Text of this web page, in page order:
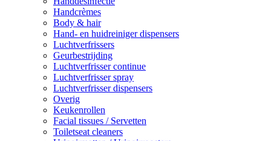
Handcrèmes
Body & hair
Hand- en huidreiniger dispensers
Luchtverfrissers
Geurbestrijding
Luchtverfrisser continue
Luchtverfrisser spray
Luchtverfrisser dispensers
Overig
Keukenrollen
Facial tissues / Servetten
Toiletseat cleaners